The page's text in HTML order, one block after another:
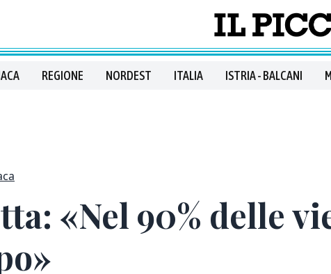
REGIONE NORDEST ITALIA ISTRIA - BALCANI
«Nel 90% delle